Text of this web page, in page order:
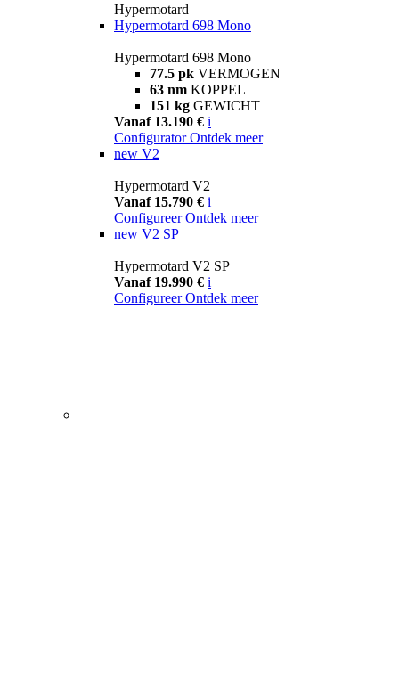
Hypermotard
Hypermotard 698 Mono
Hypermotard 698 Mono
77.5 pk VERMOGEN
63 nm KOPPEL
151 kg GEWICHT
Vanaf 13.190 € i
Configurator Ontdek meer
new V2
Hypermotard V2
Vanaf 15.790 € i
Configureer Ontdek meer
new V2 SP
Hypermotard V2 SP
Vanaf 19.990 € i
Configureer Ontdek meer